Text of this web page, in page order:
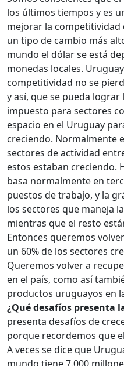
los últimos tiempos y es
mejorar la competitividad
un tipo de cambio más
mundo el dólar se está
monedas locales.
competitividad no se
y así, que se pueda
impuesto para sectores
espacio en el Uruguay
creciendo. Normalmente
sectores de actividad
estos estaban creciendo.
basa normalmente en
puestos de trabajo, y la
los sectores que maneja
mientras que el resto
Entonces queremos
un 60% de los sectores
Queremos volver a
en el país, como así
productos uruguayos en
¿Qué desafíos presenta
presenta desafíos de
porque recordemos que
A veces se dice que